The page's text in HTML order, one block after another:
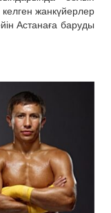
жанкүйерлер
Астанаға баруды